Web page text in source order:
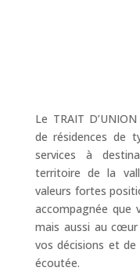
Le TRAIT
de résidences de
services à
territoire de la
valeurs fortes
accompagnée
mais aussi au
vos décisions et
écoutée.